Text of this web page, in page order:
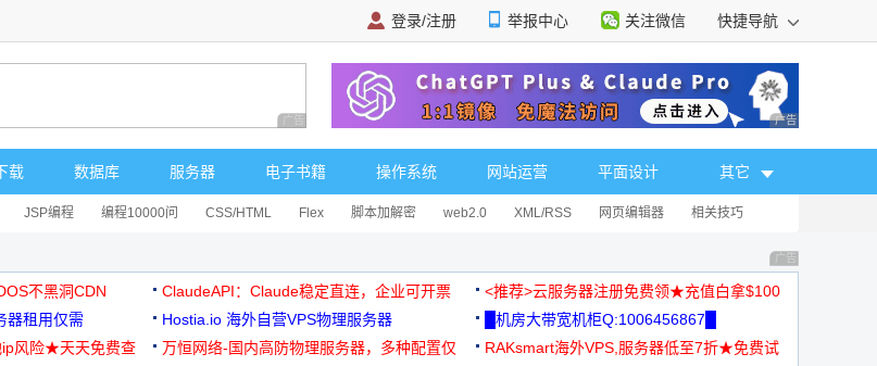
登录/注册 举报中心 关注微信 快捷导航
广告 商业广告，理性选择 广告 商业广告，理
载 数据库 服务器 电子书籍 操作系统 网站运营 平面设计 其它
JSP编程 编程10000问 CSS/HTML Flex 脚本加解密 web2.0 XML/RSS 网页编辑器 相关技巧
广告 商业广告，理
不黑洞CDN ClaudeAPI：Claude稳定直连，企业可开票
<推荐>云服务器注册免费领★充值白拿$100
器租用仅需
Hostia.io 海外自营VPS物理服务器
█机房大带宽机柜Q:1006456867█
风险★天天免费查
万恒网络-国内高防物理服务器，多种配置仅
RAKsmart海外VPS,服务器低至7折★免费试